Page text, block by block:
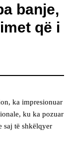
banje,
që i
ka impresionuar
ku ka pozuar
saj të shkëlqyer